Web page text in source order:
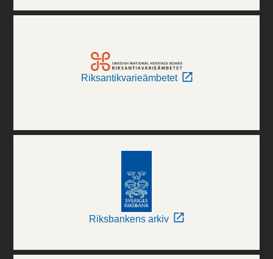
Riksantikvarieämbetet
Riksbankens arkiv